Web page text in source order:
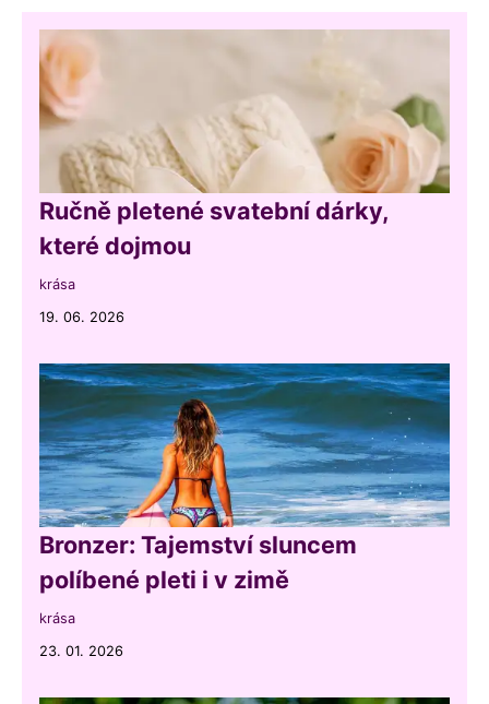
Ručně pletené svatební dárky,
které dojmou
krása
19. 06. 2026
Bronzer: Tajemství sluncem
políbené pleti i v zimě
krása
23. 01. 2026